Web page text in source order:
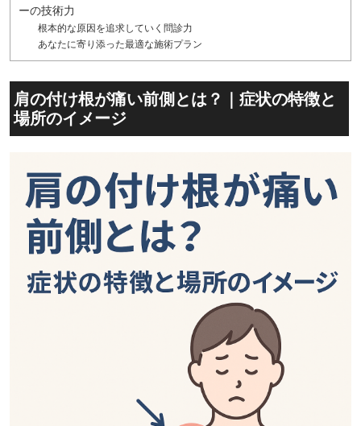
ーの技術力
根本的な原因を追求していく問診力
あなたに寄り添った最適な施術プラン
肩の付け根が痛い前側とは？｜症状の特徴と
場所のイメージ